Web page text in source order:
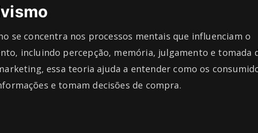
se concentra nos processos mentais que influenciam o
incluindo percepção, memória, julgamento e tomada
essa teoria ajuda a entender como os
e tomam decisões de compra.